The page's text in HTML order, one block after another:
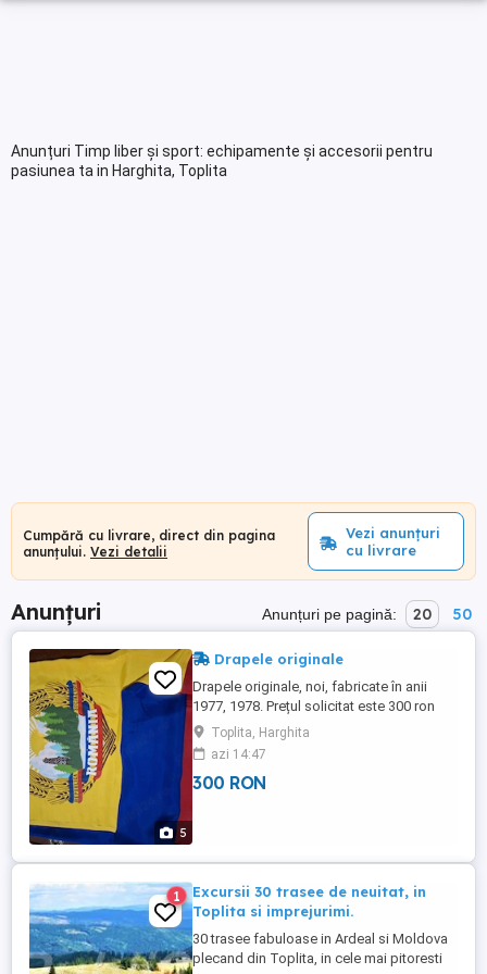
Anunțuri Timp liber și sport: echipamente și accesorii pentru
pasiunea ta in Harghita, Toplita
Cumpără cu livrare, direct din pagina
anunțului. Vezi detalii
Vezi anunțuri
cu livrare
Anunțuri Anunțuri pe pagină: 20 50
5
Drapele originale
Drapele originale, noi, fabricate în anii
1977, 1978. Prețul solicitat este 300 ron
bucata sau 500 pereche.
Toplita, Harghita
azi 14:47
300 RON
1
Excursii 30 trasee de neuitat, in
Toplita si imprejurimi.
30 trasee fabuloase in Ardeal si Moldova
plecand din Toplita, in cele mai pitoresti